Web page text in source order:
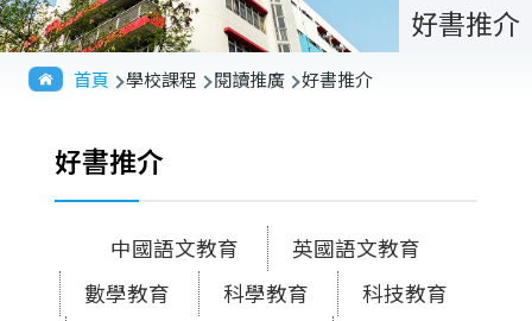
好書推介
導
首頁 學校課程 閱讀推廣 好書推介
好書推介
中國語文教育
英國語文教育
數學教育
科學教育
科技教育